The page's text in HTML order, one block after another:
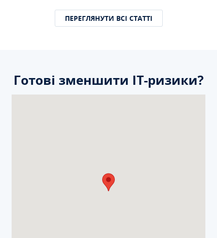
ПЕРЕГЛЯНУТИ ВСІ СТАТТІ
Готові зменшити ІТ-ризики?